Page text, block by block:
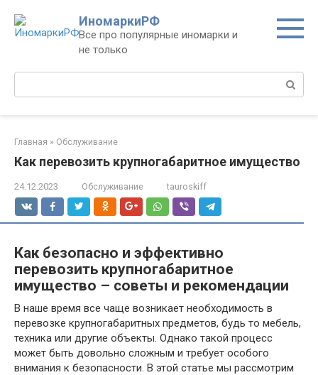
контенту
ИномаркиРФ
Все про популярные иномарки и
не только
Поиск:
Главная » Обслуживание
Как перевозить крупногабаритное имущество
24.12.2023 Обслуживание tauroskiff
Как безопасно и эффективно
перевозить крупногабаритное
имущество – советы и рекомендации
В наше время все чаще возникает необходимость в
перевозке крупногабаритных предметов, будь то мебель,
техника или другие объекты. Однако такой процесс
может быть довольно сложным и требует особого
внимания к безопасности. В этой статье мы рассмотрим